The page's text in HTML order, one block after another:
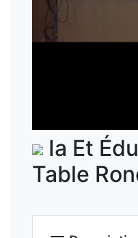
Ia Et
Table